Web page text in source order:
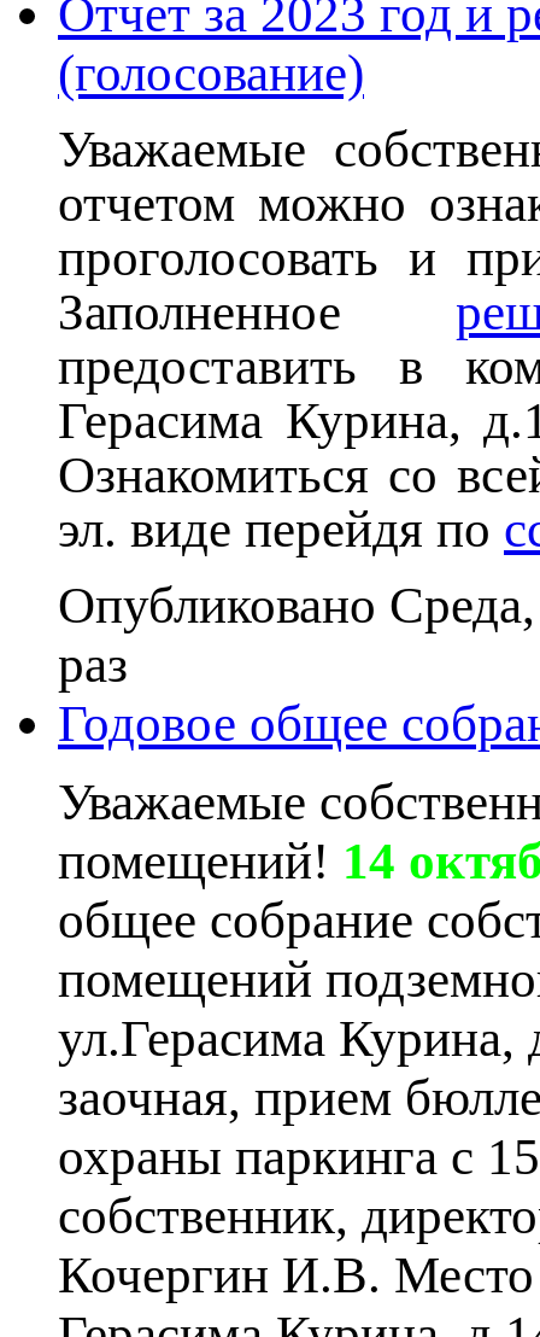
Отчет за 2023 год и
(голосование)
Уважаемые
отчетом можно
проголосовать и
Заполненное
предоставить в
Герасима Курина,
Ознакомиться со
эл. виде перейдя по
Опубликовано
раз
Годовое общее
Уважаемые
помещений! 14
общее собрание
помещений
ул.Герасима
заочная, прием
охраны паркинга с
собственник,
Кочергин И.В. Место